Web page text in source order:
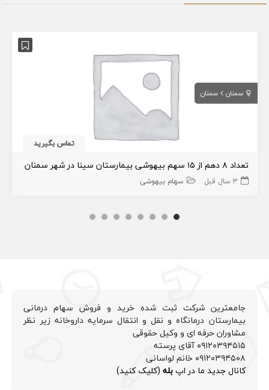
سمنان سمنان
تماس بگیرید
تعداد ۸ دهم از ۱۵ سهم بیهوشی بیمارستان سینا در شهر سمنان
3 سال قبل سهام بیهوشی
جامعترین شرکت ثبت شده خرید و فروش سهام درمانی
بیمارستان درمانگاه و نقل و انتقال سرمایه داروخانه زیر نظر
مشاوران حرفه ای و وکیل حقوقی
۰۹۱۲۰۳۹۴۵۱۵ آقای پرسته
۰۹۱۲۰۳۹۴۵۰۸ خانم لواسانی
کانال جدید ما در اپبله (کلیک کنید)